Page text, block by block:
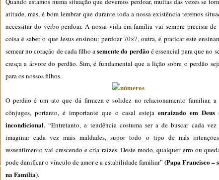
atitude, mas, é bom lembrar que durante toda a nossa existência teremos
necessitar do verbo perdoar. A nossa vida em família vai sempre precisar de
coisa é saber o que Jesus ensinou: perdoar 70×7, outra, é praticar este
semear no coração de cada filho asemente do perdãoé essencial para que no
cresça a árvore do perdão. Sim, é fundamental que a lição sobre o perdão
para os nossos filhos.
O perdão é um ato que dá firmeza e solidez no relacionamento familiar, a
cônjuges, portanto, é importante que o casal esteja enraizado em
incondicional. “Entretanto, a tendência costuma ser a de buscar cada vez
imaginar cada vez mais maldades, supor todo o tipo de más
ressentimento vai crescendo e cria raízes. Deste modo, qualquer erro ou
pode danificar o vínculo de amor e a estabilidade familiar” (Papa Francisco –
na Família).